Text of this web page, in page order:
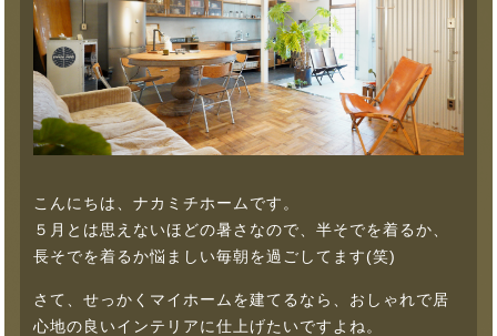
こんにちは、ナカミチホームです。
５月とは思えないほどの暑さなので、半そでを着るか、
長そでを着るか悩ましい毎朝を過ごしてます(笑)
さて、せっかくマイホームを建てるなら、おしゃれで居
心地の良いインテリアに仕上げたいですよね。